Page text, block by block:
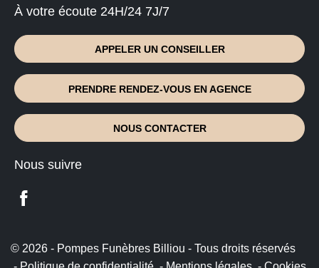
À votre écoute 24H/24 7J/7
APPELER UN CONSEILLER
PRENDRE RENDEZ-VOUS EN AGENCE
NOUS CONTACTER
Nous suivre
© 2026 - Pompes Funèbres Billiou - Tous droits réservés